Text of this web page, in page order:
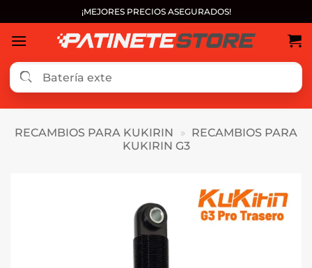
al
contenido
¡MEJORES PRECIOS ASEGURADOS!
RECAMBIOS PARA KUKIRIN » RECAMBIOS PARA
KUKIRIN G3